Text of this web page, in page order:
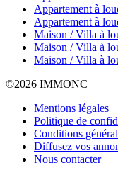
Appartement à
Appartement à
Maison / Villa à
Maison / Villa à
Maison / Villa à
©2026 IMMONC
Mentions légales
Politique de
Conditions
Diffusez vos
Nous contacter